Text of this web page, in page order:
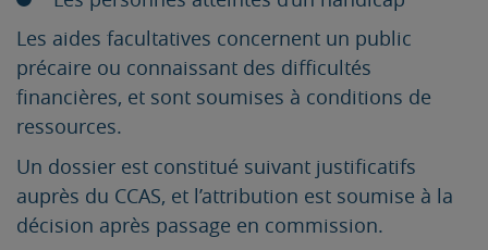
Les aides facultatives concernent un public
précaire ou connaissant des difficultés
financières, et sont soumises à conditions de
ressources.
Un dossier est constitué suivant justificatifs
auprès du CCAS, et l’attribution est soumise à la
décision après passage en commission.